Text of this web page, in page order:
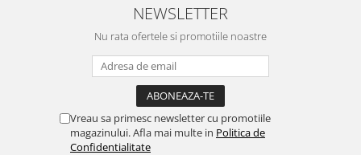
NEWSLETTER
Nu rata ofertele si promotiile noastre
Vreau sa primesc newsletter cu promotiile
magazinului. Afla mai multe in Politica de
Confidentialitate